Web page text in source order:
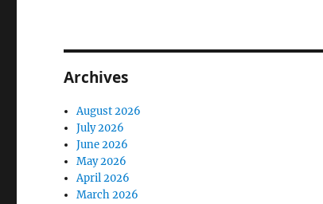
Archives
August 2026
July 2026
June 2026
May 2026
April 2026
March 2026